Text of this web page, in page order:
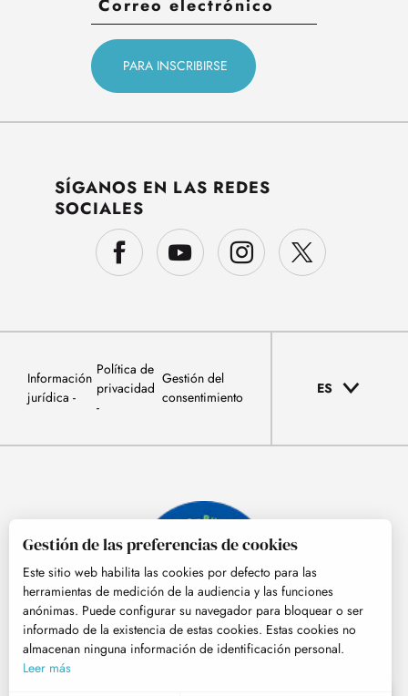
SÍGANOS EN LAS REDES
SOCIALES
Información
jurídica
Política de
privacidad
Gestión del
consentimiento
ES
© Tourisme Hautes-Pyrénées
Gestión de las preferencias de cookies
Este sitio web habilita las cookies por defecto para las
herramientas de medición de la audiencia y las funciones
anónimas. Puede configurar su navegador para bloquear o ser
informado de la existencia de estas cookies. Estas cookies no
almacenan ninguna información de identificación personal.
Leer más